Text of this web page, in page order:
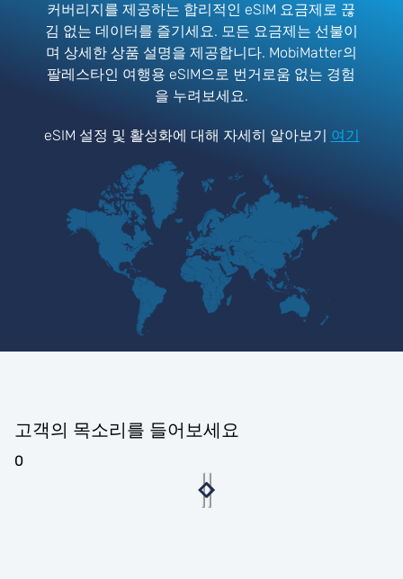
커버리지를 제공하는 합리적인 eSIM 요금제로 끊
김 없는 데이터를 즐기세요. 모든 요금제는 선불이
며 상세한 상품 설명을 제공합니다. MobiMatter의
팔레스타인 여행용 eSIM으로 번거로움 없는 경험
을 누려보세요.
eSIM 설정 및 활성화에 대해 자세히 알아보기 여기
고객의 목소리를 들어보세요
0